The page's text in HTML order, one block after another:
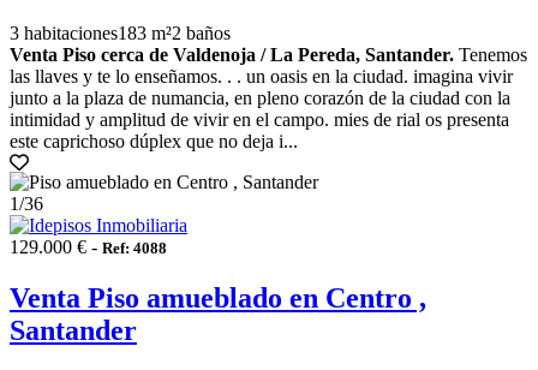
3 habitaciones183 m²2 baños
Venta Piso cerca de Valdenoja / La Pereda, Santander. Tenemos
las llaves y te lo enseñamos. . . un oasis en la ciudad. imagina vivir
junto a la plaza de numancia, en pleno corazón de la ciudad con la
intimidad y amplitud de vivir en el campo. mies de rial os presenta
este caprichoso dúplex que no deja i...
1/36
129.000 € - Ref: 4088
Venta Piso amueblado en Centro ,
Santander